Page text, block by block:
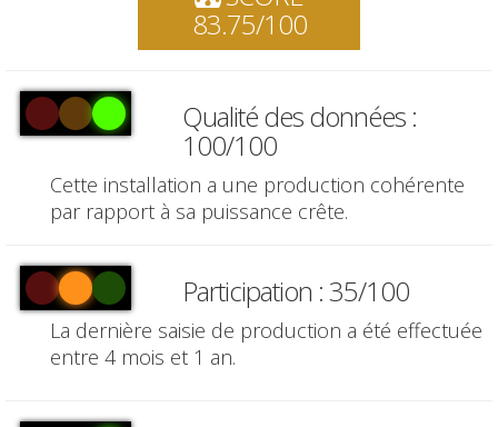
83.75/100
Qualité des données :
100/100
Cette installation a une production cohérente
par rapport à sa puissance crête.
Participation : 35/100
La dernière saisie de production a été effectuée
entre 4 mois et 1 an.